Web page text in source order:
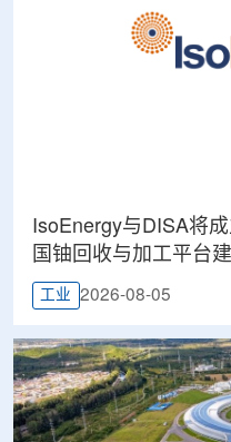
IsoEnergy与DISA将
国铀回收与加工平台
工业 2026-08-05